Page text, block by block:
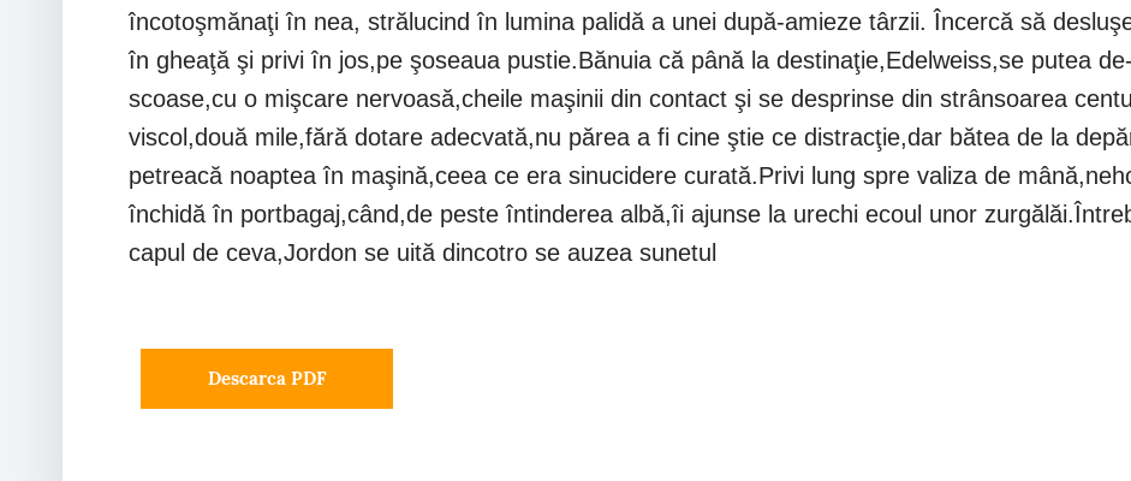
încotoşmănaţi în nea, strălucind în lumina palidă a unei după-amieze târzii. Încercă să
în gheaţă şi privi în jos,pe şoseaua pustie.Bănuia că până la destinaţie,Edelweiss,se putea
scoase,cu o mişcare nervoasă,cheile maşinii din contact şi se desprinse din strânsoarea
viscol,două mile,fără dotare adecvată,nu părea a fi cine ştie ce distracţie,dar bătea de la
petreacă noaptea în maşină,ceea ce era sinucidere curată.Privi lung spre valiza de
închidă în portbagaj,când,de peste întinderea albă,îi ajunse la urechi ecoul unor
capul de ceva,Jordon se uită dincotro se auzea sunetul
Descarca PDF